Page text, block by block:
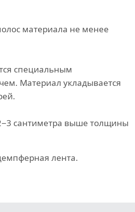
материала не менее
специальным
Материал укладывается
сантиметра выше толщины
лента.